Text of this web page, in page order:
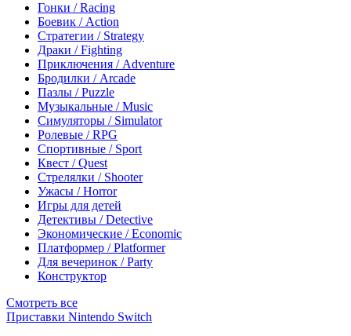
Гонки / Racing
Боевик / Action
Стратегии / Strategy
Драки / Fighting
Приключения / Adventure
Бродилки / Arcade
Пазлы / Puzzle
Музыкальные / Music
Симуляторы / Simulator
Ролевые / RPG
Спортивные / Sport
Квест / Quest
Стрелялки / Shooter
Ужасы / Horror
Игры для детей
Детективы / Detective
Экономические / Economic
Платформер / Platformer
Для вечеринок / Party
Конструктор
Смотреть все
Приставки Nintendo Switch